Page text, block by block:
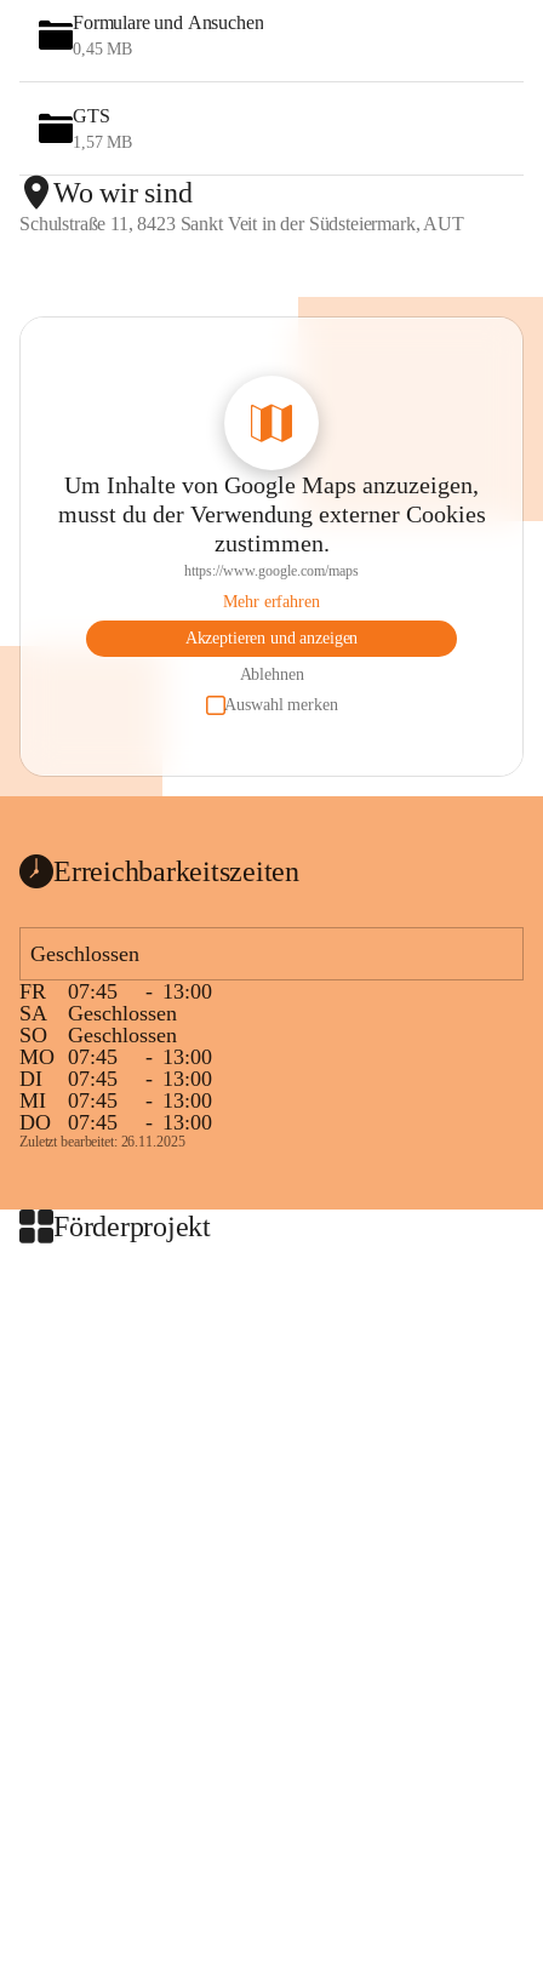
Formulare und Ansuchen
0,45 MB
GTS
1,57 MB
Wo wir sind
Schulstraße 11, 8423 Sankt Veit in der Südsteiermark, AUT
Um Inhalte von Google Maps anzuzeigen,
musst du der Verwendung externer Cookies
zustimmen.
https://www.google.com/maps
Mehr erfahren
Akzeptieren und anzeigen
Ablehnen
Auswahl merken
Erreichbarkeitszeiten
Geschlossen
FR
07:45 - 13:00
SA
Geschlossen
SO
Geschlossen
MO 07:45 - 13:00
DI
07:45 - 13:00
MI
07:45 - 13:00
DO
07:45 - 13:00
Zuletzt bearbeitet: 26.11.2025
Förderprojekt